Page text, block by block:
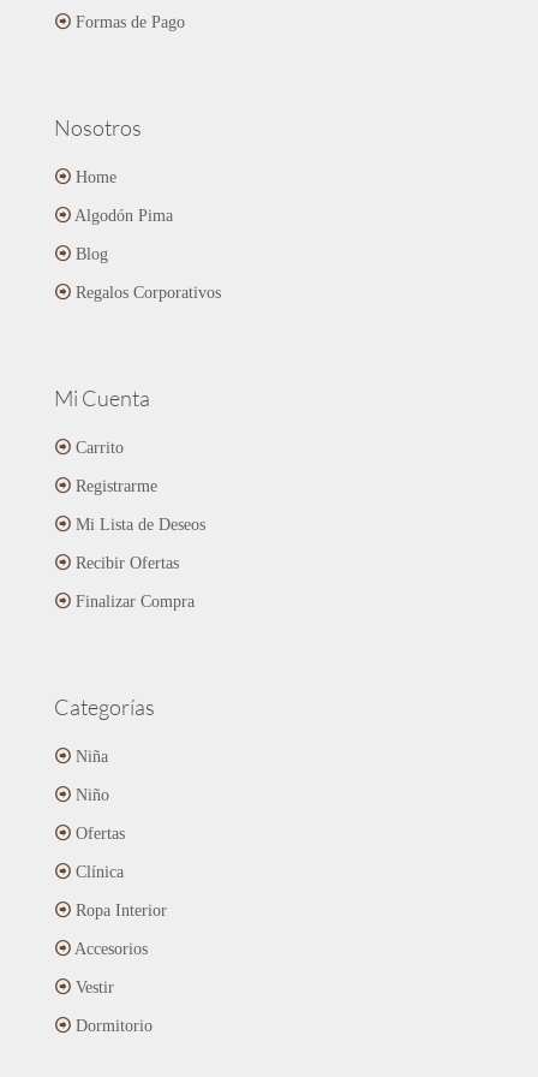
producto
Formas de Pago
Nosotros
Home
Algodón Pima
Blog
Regalos Corporativos
Mi Cuenta
Carrito
Registrarme
Mi Lista de Deseos
Recibir Ofertas
Finalizar Compra
Categorías
Niña
Niño
Ofertas
Clínica
Ropa Interior
Accesorios
Vestir
Dormitorio